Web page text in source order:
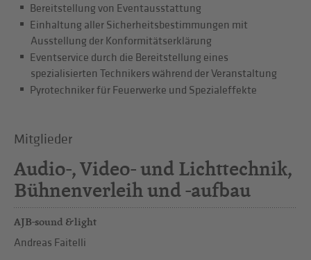
Bereitstellung von Eventausstattung
Einhaltung aller Sicherheitsbestimmungen mit
Ausstellung der Konformitätserklärung
Eventservice durch die Bereitstellung eines
spezialisierten Technikers während der Veranstaltung
Pyrotechniker für Feuerwerke und Spezialeffekte
Mitglieder
Audio-, Video- und Lichttechnik,
Bühnenverleih und -aufbau
AJB-sound & light
Andreas Faitelli